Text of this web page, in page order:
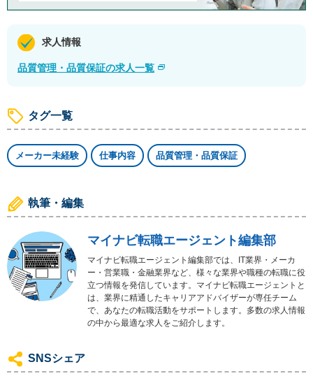
求人情報
品質管理・品質保証の求人一覧
タグ一覧
メーカー未経験 仕事内容 品質管理・品質保証
執筆・編集
マイナビ転職エージェント編集部
マイナビ転職エージェント編集部では、IT業界・メーカ
ー・営業職・金融業界など、様々な業界や職種の転職に役
立つ情報を発信しています。マイナビ転職エージェントと
は、業界に精通したキャリアアドバイザーが専任チーム
で、あなたの転職活動をサポートします。多数の求人情報
の中から最適な求人をご紹介します。
SNSシェア